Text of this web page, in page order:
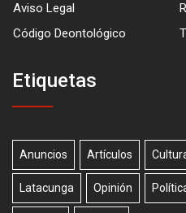
Aviso Legal
Código Deontológico
Etiquetas
Anuncios Artículos
Latacunga Opinión